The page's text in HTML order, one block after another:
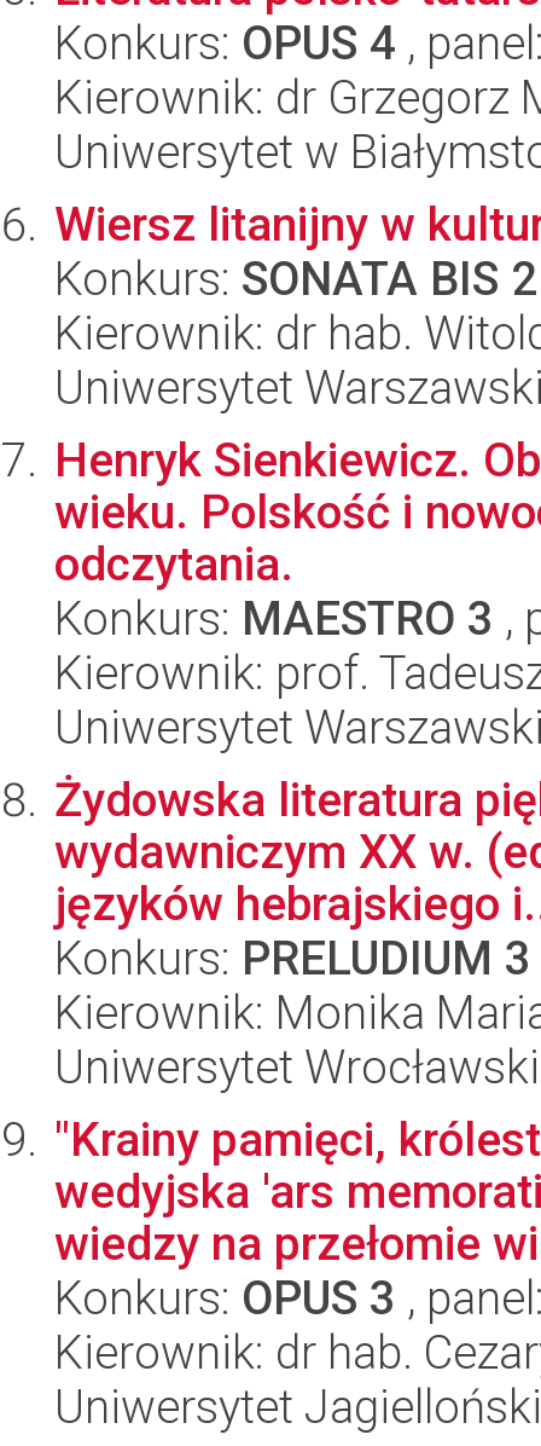
Konkurs: OPUS 4 ,
Kierownik: dr Grzegorz
Uniwersytet w
Wiersz litanijny w
Konkurs: SONATA BIS 2
Kierownik: dr hab.
Uniwersytet
Henryk Sienkiewicz.
wieku. Polskość i
odczytania.
Konkurs: MAESTRO 3 ,
Kierownik: prof.
Uniwersytet
Żydowska literatura
wydawniczym XX w.
języków hebrajskiego
Konkurs: PRELUDIUM 3
Kierownik: Monika
Uniwersytet
"Krainy pamięci,
wedyjska 'ars
wiedzy na przełomie
Konkurs: OPUS 3 ,
Kierownik: dr hab.
Uniwersytet